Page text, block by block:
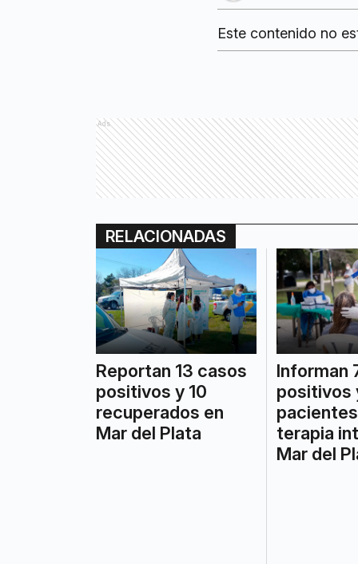
Este contenido no
Ads
RELACIONADAS
Reportan 13 casos
positivos y 10
recuperados en
Mar del Plata
Informan
positivos
terapia
Mar del